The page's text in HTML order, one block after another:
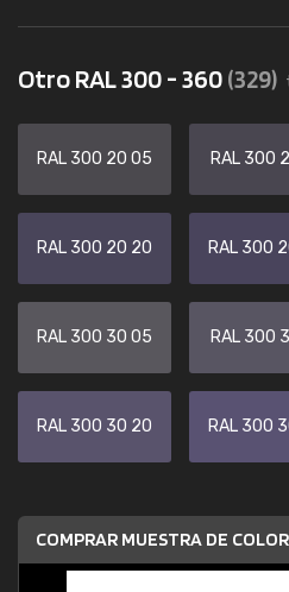
Otro RAL 300 - 360(329)
RAL 300 20 05 RAL 300
RAL 300 20 20 RAL 300
RAL 300 30 05 RAL 300
RAL 300 30 20 RAL 300
COMPRAR MUESTRA DE